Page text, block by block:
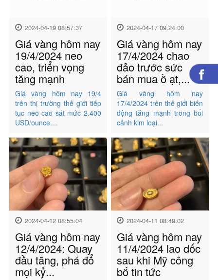
2024-04-19 08:57:37
Giá vàng hôm nay
19/4/2024 neo
cao, triển vọng
tăng mạnh
Giá vàng hôm nay 19/4
trên thị trường thế giới tiếp
tục neo cao sát mức 2.400
USD/ounce....
2024-04-17 09:24:00
Giá vàng hôm nay
17/4/2024 chao
đảo trước sức
bán mua ồ ạt,...
Giá vàng hôm nay
17/4/2024 trên thế giới biến
động tăng mạnh trong bối
cảnh kim loại...
2024-04-12 08:55:04
Giá vàng hôm nay
12/4/2024: Quay
đầu tăng, phá đổ
mọi kỷ...
2024-04-11 08:49:02
Giá vàng hôm nay
11/4/2024 lao dốc
sau khi Mỹ công
bố tin tức